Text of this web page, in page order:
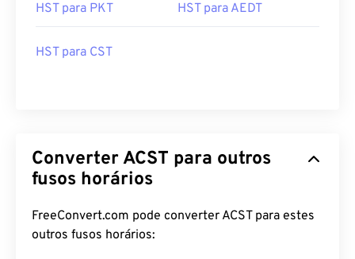
HST para PKT HST para AEDT
HST para CST
Converter ACST para outros
fusos horários
FreeConvert.com pode converter ACST para estes
outros fusos horários: